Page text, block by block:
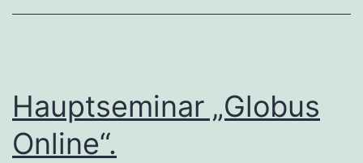
Hauptseminar „Globus
Online“.